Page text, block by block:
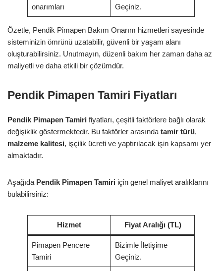
onarımları
Geçiniz.
Özetle, Pendik Pimapen Bakım Onarım hizmetleri sayesinde
sisteminizin ömrünü uzatabilir, güvenli bir yaşam alanı
oluşturabilirsiniz. Unutmayın, düzenli bakım her zaman daha az
maliyetli ve daha etkili bir çözümdür.
Pendik Pimapen Tamiri Fiyatları
Pendik Pimapen Tamiri fiyatları, çeşitli faktörlere bağlı olarak
değişiklik göstermektedir. Bu faktörler arasında tamir türü,
malzeme kalitesi, işçilik ücreti ve yaptırılacak işin kapsamı yer
almaktadır.
Aşağıda Pendik Pimapen Tamiri için genel maliyet aralıklarını
bulabilirsiniz:
Hizmet Fiyat Aralığı (TL)
Pimapen Pencere
Tamiri
Bizimle İletişime
Geçiniz.